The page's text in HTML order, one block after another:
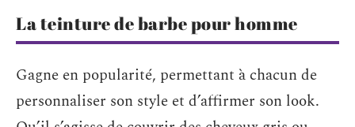
La teinture de barbe pour homme
Gagne en popularité, permettant à chacun de
personnaliser son style et d’affirmer son look.